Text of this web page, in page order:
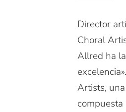
Director
Choral
Allred ha
Artists,